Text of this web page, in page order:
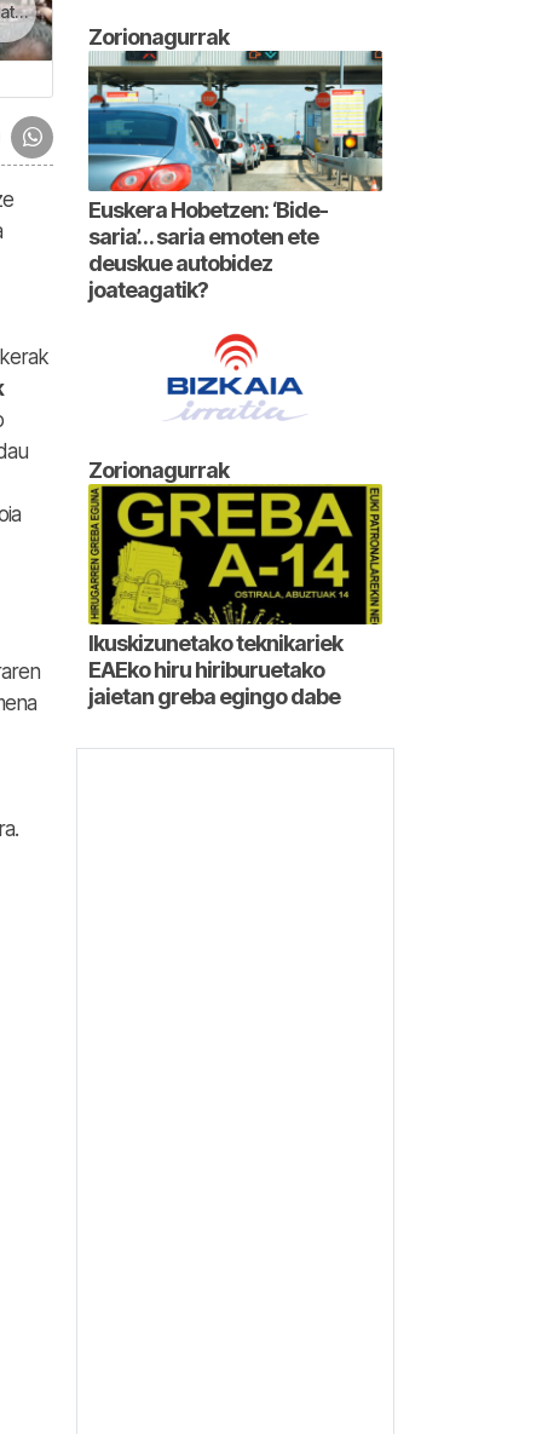
Zorionagurrak
Euskera Hobetzen: ‘Bide-
saria’… saria emoten ete
deuskue autobidez
joateagatik?
Zorionagurrak
Ikuskizunetako teknikariek
EAEko hiru hiriburuetako
jaietan greba egingo dabe